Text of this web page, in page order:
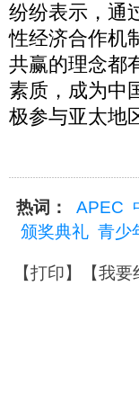
纷纷表示，通
性经济合作机
共赢的理念都
素质，成为中
极参与亚太地
热词： APEC
颁奖典礼 青少
【打印】【我要